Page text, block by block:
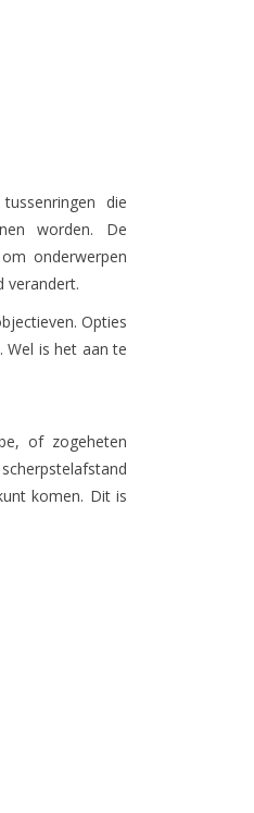
die
worden. De
onderwerpen
verandert.
Opties
Wel is het aan te
of zogeheten
komen. Dit is